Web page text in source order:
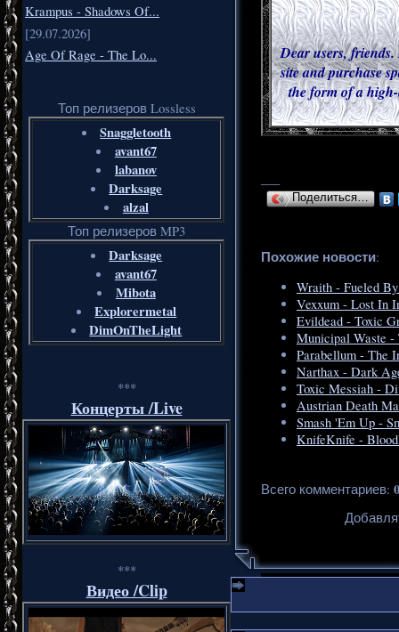
Krampus - Shadows Of...
[29.07.2026]
Age Of Rage - The Lo...
Топ релизеров Lossless
Snaggletooth
avant67
labanov
Darksage
alzal
Топ релизеров MP3
Darksage
avant67
Mibota
Explorermetal
DimOnTheLight
***
Концерты /Live
***
Видео /Clip
Dear users,
site and purchase
the form of a
Поделиться…
Похожие новости:
Wraith - Fueled
Vexxum - Lost In
Evildead - Toxic
Municipal Waste -
Parabellum - The
Narthax - Dark
Toxic Messiah -
Austrian Death
Smash 'Em Up -
KnifeKnife -
Всего комментариев: 0